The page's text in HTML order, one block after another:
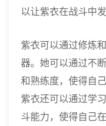
以让紫衣在战斗中
紫衣可以通过修炼
器。她可以通过不
和熟练度，使得自
紫衣还可以通过学
斗能力，使得自己